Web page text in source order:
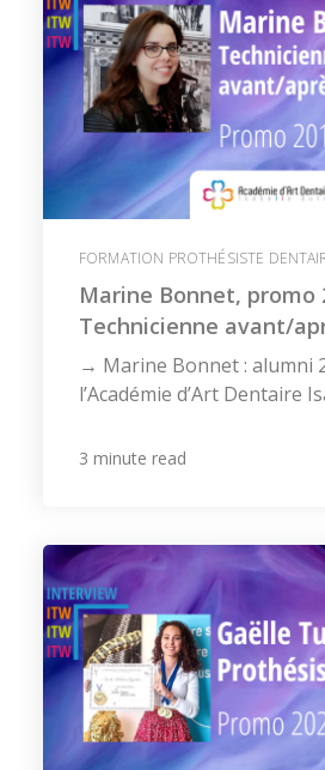
FORMATION PROTHÉSISTE
Marine Bonnet, promo
Technicienne avant/
→ Marine Bonnet : alumni
l’Académie d’Art Dentaire
3 minute read